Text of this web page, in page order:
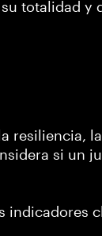
totalidad y
resiliencia,
si un
indicadores